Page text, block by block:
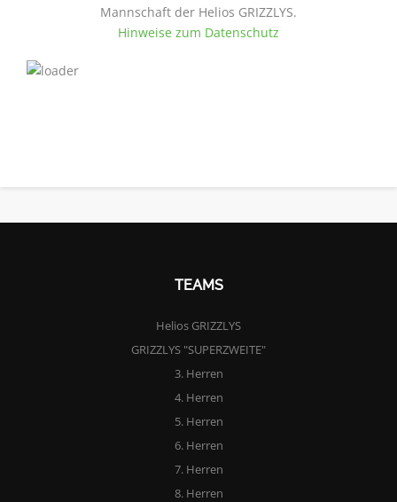
Mannschaft der Helios GRIZZLYS.
Hinweise zum Datenschutz
TEAMS
Helios GRIZZLYS
GRIZZLYS "SUPERZWEITE"
3. Herren
4. Herren
5. Herren
6. Herren
7. Herren
8. Herren